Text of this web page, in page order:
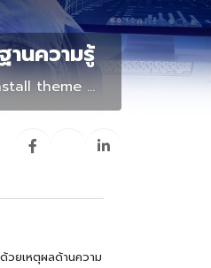
ฐานความรู้
theme ...
ยเหตุผลด้านความ